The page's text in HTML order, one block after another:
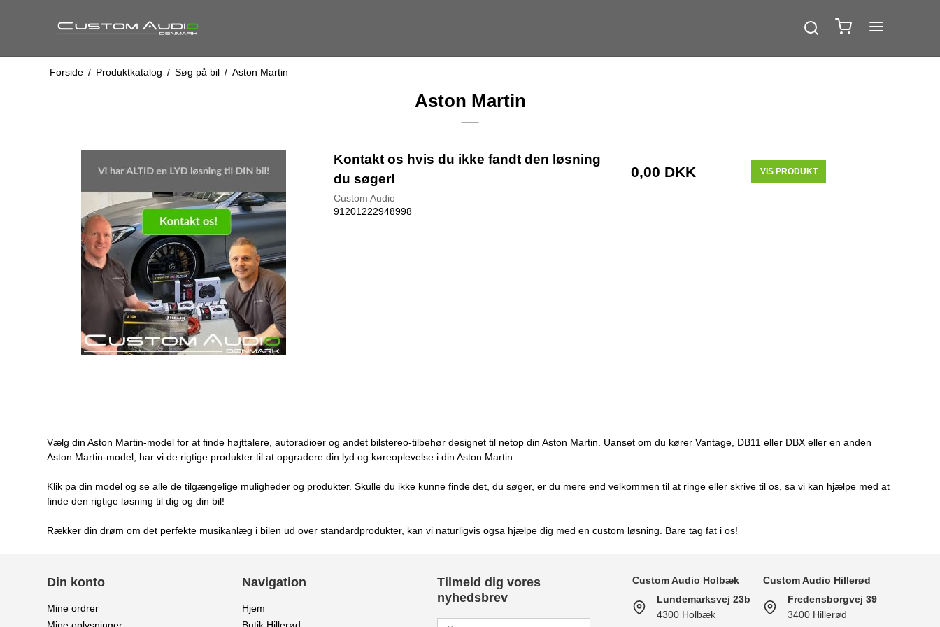
Forside / Produktkatalog / Søg på bil / Aston Martin
Aston Martin
Kontakt os hvis du ikke fandt den løsning
du søger!
Custom Audio
91201222948998
0,00 DKK VIS PRODUKT
Vælg din Aston Martin-model for at finde højttalere, autoradioer og andet bilstereo-tilbehør designet til netop din Aston Martin. Uanset om du kører Vantage, DB11 eller DBX eller en anden
Aston Martin-model, har vi de rigtige produkter til at opgradere din lyd og køreoplevelse i din Aston Martin.
Klik pa din model og se alle de tilgængelige muligheder og produkter. Skulle du ikke kunne finde det, du søger, er du mere end velkommen til at ringe eller skrive til os, sa vi kan hjælpe med at
finde den rigtige løsning til dig og din bil!
Rækker din drøm om det perfekte musikanlæg i bilen ud over standardprodukter, kan vi naturligvis ogsa hjælpe dig med en custom løsning. Bare tag fat i os!
Din konto
Mine ordrer
Navigation
Hjem
Tilmeld dig vores
nyhedsbrev
Custom Audio Holbæk
Lundemarksvej 23b
4300 Holbæk
Custom Audio Hillerød
Fredensborgvej 39
3400 Hillerød